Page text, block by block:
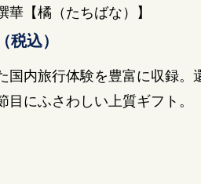
華【橘（たちばな）】
税込）
国内旅行体験を豊富に収録。
目にふさわしい上質ギフト。